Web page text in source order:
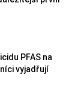
PFAS na
vyjadřují